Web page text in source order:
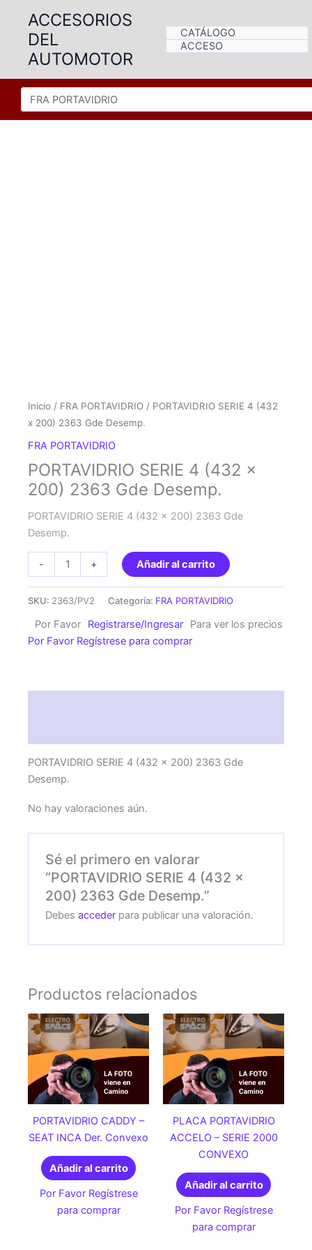
contenido
ACCESORIOS
DEL
AUTOMOTOR
CATÁLOGO
ACCESO
Inicio / FRA PORTAVIDRIO / PORTAVIDRIO SERIE 4 (432
x 200) 2363 Gde Desemp.
FRA PORTAVIDRIO
PORTAVIDRIO SERIE 4 (432 x
200) 2363 Gde Desemp.
PORTAVIDRIO SERIE 4 (432 x 200) 2363 Gde
Desemp.
-
PORTAVIDRIO
SERIE
200)
Desemp.
+ Añadir al carrito
SKU: 2363/PV2 Categoría: FRA PORTAVIDRIO
Por Favor Registrarse/Ingresar
Para ver los precios
Por Favor Regístrese para comprar
PORTAVIDRIO SERIE 4 (432 x 200) 2363 Gde
Desemp.
No hay valoraciones aún.
Sé el primero en valorar
“PORTAVIDRIO SERIE 4 (432 x
200) 2363 Gde Desemp.”
Debesacceder para publicar una valoración.
Productos relacionados
PORTAVIDRIO CADDY –
SEAT INCA Der. Convexo
Añadir al carrito
Por Favor Regístrese
para comprar
PLACA PORTAVIDRIO
ACCELO – SERIE 2000
CONVEXO
Añadir al carrito
Por Favor Regístrese
para comprar